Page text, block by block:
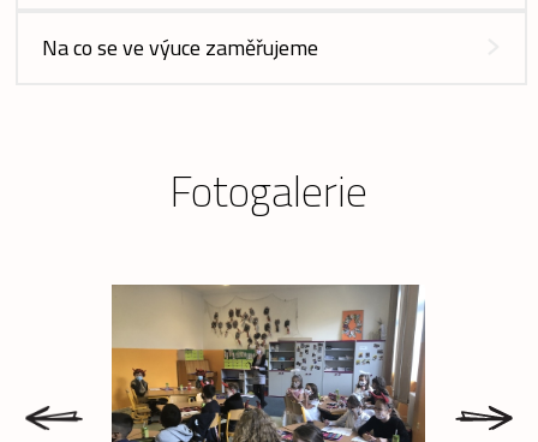
Na co se ve výuce zaměřujeme
Fotogalerie